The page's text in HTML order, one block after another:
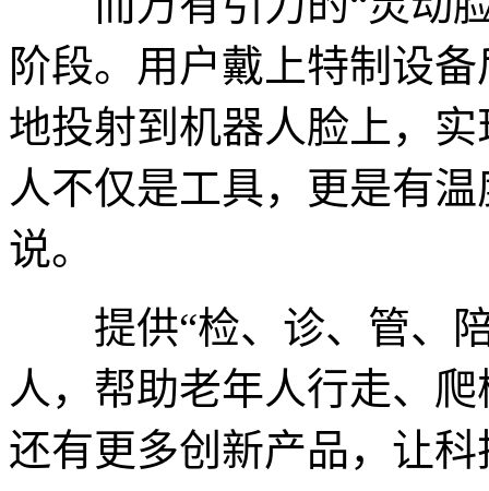
阶段。用户戴上特制设
地投射到机器人脸上，
人不仅是工具，更是有
说。
提供“检、诊、管、陪
人，帮助老年人行走、
还有更多创新产品，让